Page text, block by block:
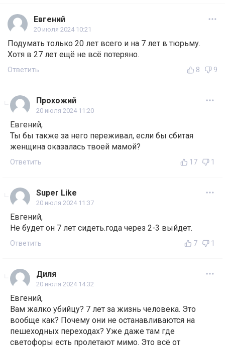
Евгений
20 июля 2024 10:21
Подумать только 20 лет всего и на 7 лет в тюрьму.
Хотя в 27 лет ещё не всё потеряно.
Ответить 8 9
Прохожий
20 июля 2024 11:20
Евгений,
Ты бы также за него переживал, если бы сбитая
женщина оказалась твоей мамой?
Ответить 17 1
Super Like
20 июля 2024 11:37
Евгений,
Не будет он 7 лет сидеть.года через 2-3 выйдет.
Ответить 7 1
Диля
20 июля 2024 14:32
Евгений,
Вам жалко убийцу? 7 лет за жизнь человека. Это
вообще как? Почему они не останавливаются на
пешеходных переходах? Уже даже там где
светофоры есть пролетают мимо. Это всё от